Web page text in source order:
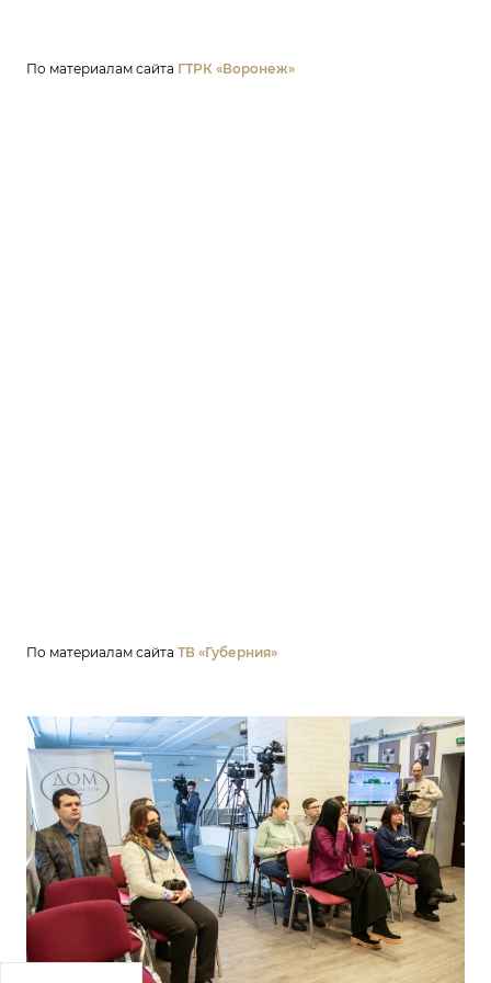
По материалам сайта ГТРК «Воронеж»
По материалам сайта ТВ «Губерния»